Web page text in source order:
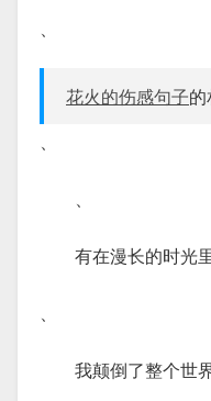
、
花火的伤感句子
、
、
有在漫长的时光
、
我颠倒了整个世